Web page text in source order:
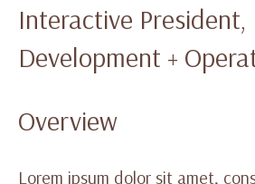
Interactive President,
Development +
Overview
Lorem ipsum dolor sit amet,